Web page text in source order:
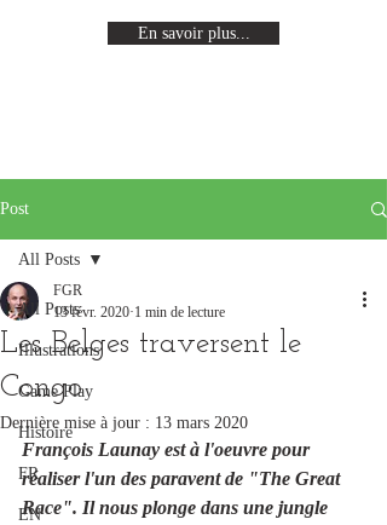
En savoir plus...
Post
All Posts
Illustrations
Game Play
Histoire
FR
EN
All Posts
Les Belges traversent le
Congo
FGR
13 févr. 2020 1 min de lecture
Dernière mise à jour : 13 mars 2020
François Launay est à l'oeuvre pour
réaliser l'un des paravent de "The Great
Race". Il nous plonge dans une jungle